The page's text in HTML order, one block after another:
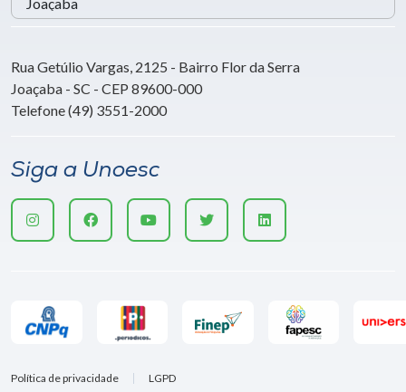
Rua Getúlio Vargas, 2125 - Bairro Flor da Serra
Joaçaba - SC - CEP 89600-000
Telefone (49) 3551-2000
Siga a Unoesc
Política de privacidade LGPD